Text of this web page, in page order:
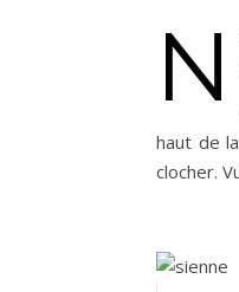
N
haut de
clocher.